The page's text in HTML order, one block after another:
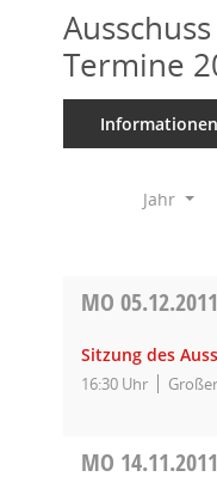
Termine
Informationen
Jahr
MO05.12.2011
Sitzung des
16:30 Uhr
MO 14.11.2011